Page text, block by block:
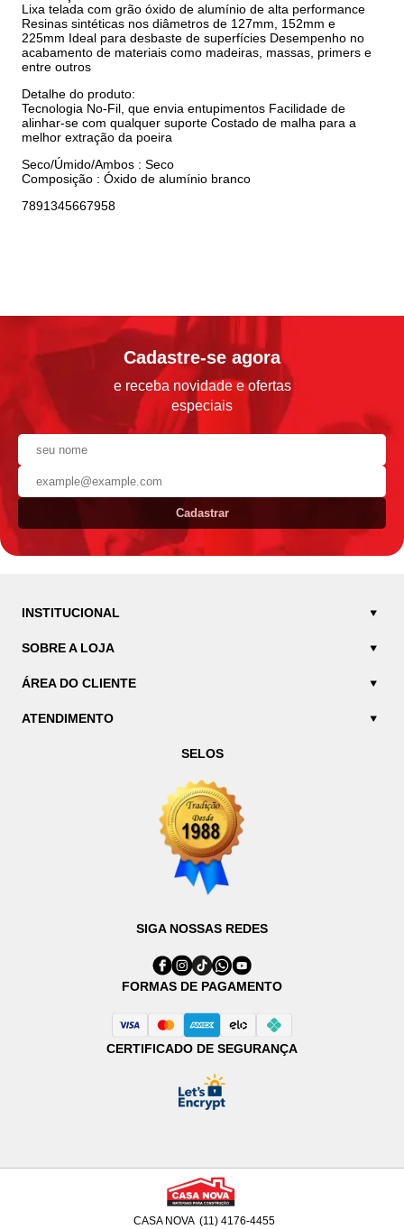
Lixa telada com grão óxido de alumínio de alta performance
Resinas sintéticas nos diâmetros de 127mm, 152mm e
225mm Ideal para desbaste de superfícies Desempenho no
acabamento de materiais como madeiras, massas, primers e
entre outros
Detalhe do produto:
Tecnologia No-Fil, que envia entupimentos Facilidade de
alinhar-se com qualquer suporte Costado de malha para a
melhor extração da poeira
Seco/Úmido/Ambos : Seco
Composição : Óxido de alumínio branco
7891345667958
Cadastre-se agora
e receba novidade e ofertas
especiais
Cadastrar
INSTITUCIONAL
SOBRE A LOJA
ÁREA DO CLIENTE
ATENDIMENTO
SELOS
SIGA NOSSAS REDES
FORMAS DE PAGAMENTO
CERTIFICADO DE SEGURANÇA
CASA NOVA (11) 4176-4455